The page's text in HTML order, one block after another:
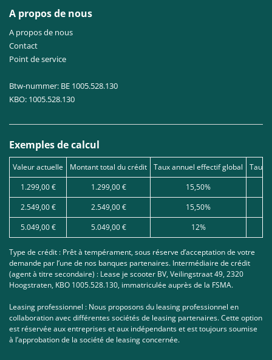
A propos de nous
A propos de nous
Contact
Point de service
Btw-nummer: BE 1005.528.130
KBO: 1005.528.130
Exemples de calcul
Valeur actuelle Montant total du crédit Taux annuel effectif global
Taux
1.299,00 €
1.299,00 €
15,50%
2.549,00 €
2.549,00 €
15,50%
5.049,00 €
5.049,00 € 12%
Type de crédit : Prêt à tempérament, sous réserve d’acceptation de votre
demande par l’une de nos banques partenaires. Intermédiaire de crédit
(agent à titre secondaire) : Lease je scooter BV, Veilingstraat 49, 2320
Hoogstraten, KBO 1005.528.130, immatriculée auprès de la FSMA.
Leasing professionnel : Nous proposons du leasing professionnel en
collaboration avec différentes sociétés de leasing partenaires. Cette option
est réservée aux entreprises et aux indépendants et est toujours soumise
à l’approbation de la société de leasing concernée.